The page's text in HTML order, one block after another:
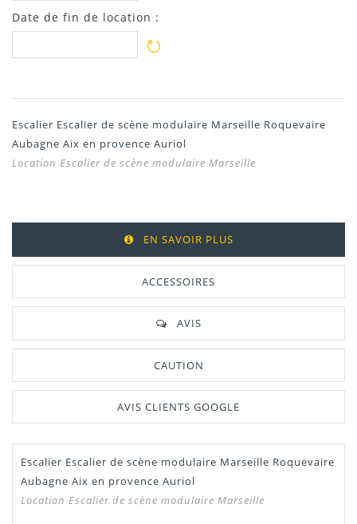
Date de fin de location :
Escalier Escalier de scène modulaire Marseille Roquevaire
Aubagne Aix en provence Auriol
Location Escalier de scène modulaire Marseille
EN SAVOIR PLUS
ACCESSOIRES
AVIS
CAUTION
AVIS CLIENTS GOOGLE
Escalier Escalier de scène modulaire Marseille Roquevaire
Aubagne Aix en provence Auriol
Location Escalier de scène modulaire Marseille